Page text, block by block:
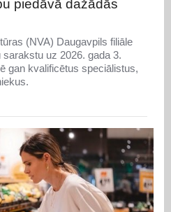
piedāvā dažādās
(NVA) Daugavpils filiāle
uz 2026. gada 3.
gan kvalificētus speciālistus,